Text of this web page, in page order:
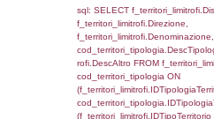
sql: SELECT
SEPARATOR ';